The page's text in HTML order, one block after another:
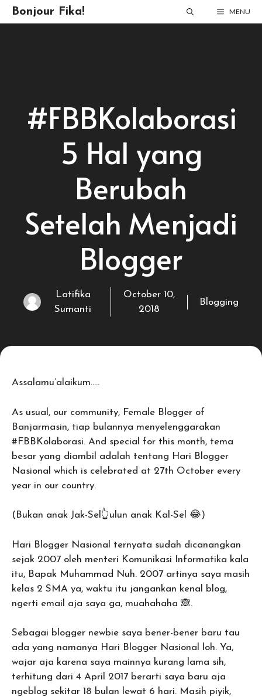
Skip
to
Bonjour Fika! MENU
#FBBKolaborasi
5 Hal yang
Berubah
Setelah Menjadi
Blogger
Latifika
Sumanti
October 10,
2018
Blogging
Assalamu’alaikum…..
As usual, our community, Female Blogger of
Banjarmasin, tiap bulannya menyelenggarakan
#FBBKolaborasi. And special for this month, tema
besar yang diambil adalah tentang Hari Blogger
Nasional which is celebrated at 27th October every
year in our country.
(Bukan anak Jak-Sel👆ulun anak Kal-Sel 😂)
Hari Blogger Nasional ternyata sudah dicanangkan
sejak 2007 oleh menteri Komunikasi Informatika kala
itu, Bapak Muhammad Nuh. 2007 artinya saya masih
kelas 2 SMA ya, waktu itu jangankan kenal blog,
ngerti email aja saya ga, muahahaha 🙈.
Sebagai blogger newbie saya bener-bener baru tau
ada yang namanya Hari Blogger Nasional loh. Ya,
wajar aja karena saya mainnya kurang lama sih,
terhitung dari 4 April 2017 berarti saya baru aja
ngeblog sekitar 18 bulan lewat 6 hari. Masih piyik,